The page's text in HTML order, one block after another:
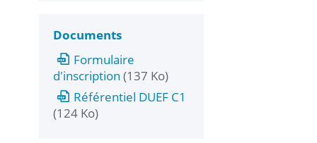
Documents
Formulaire
d'inscription (137 Ko)
Référentiel DUEF C1
(124 Ko)